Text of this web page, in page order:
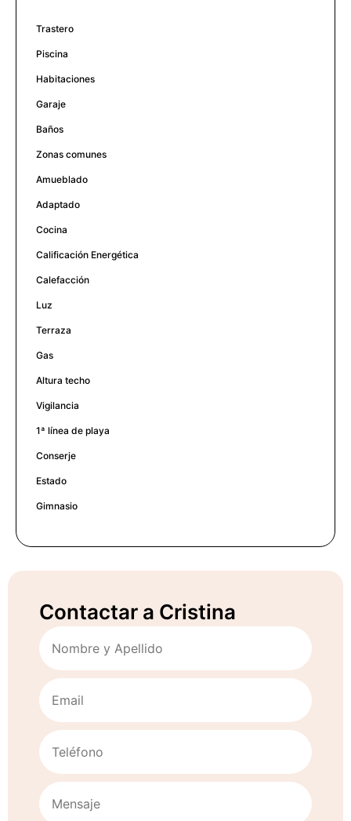
Trastero
Piscina
Habitaciones
Garaje
Baños
Zonas comunes
Amueblado
Adaptado
Cocina
Calificación Energética
Calefacción
Luz
Terraza
Gas
Altura techo
Vigilancia
1ª línea de playa
Conserje
Estado
Gimnasio
Contactar a Cristina